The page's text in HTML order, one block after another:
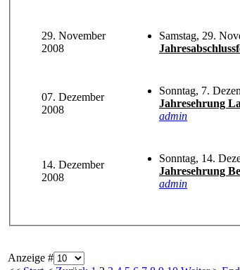
29. November
2008
Samstag, 29.
07. Dezember
2008
Sonntag, 7.
Jahresehrung
admin
14. Dezember
2008
Sonntag, 14.
Jahresehrung
admin
Anzeige #